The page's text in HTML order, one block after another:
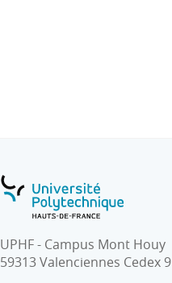
UPHF - Campus Mont Houy
59313 Valenciennes Cedex 9